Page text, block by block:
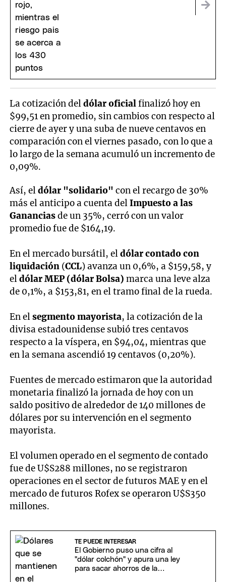
La cotización deldólar oficialfinalizó hoy en
$99,51 en promedio, sin cambios con respecto al
cierre de ayer y una suba de nueve centavos en
comparación con el viernes pasado, con lo que a
lo largo de la semana acumuló un incremento de
0,09%.
Así, eldólar "solidario" con el recargo de 30%
más el anticipo a cuenta delImpuesto a las
Gananciasde un 35%, cerró con un valor
promedio fue de $164,19.
En el mercado bursátil, eldólar contado con
liquidación (CCL) avanza un 0,6%, a $159,58, y
eldólar MEP (dólar Bolsa) marca una leve alza
de 0,1%, a $153,81, en el tramo final de la rueda.
En elsegmento mayorista, la cotización de la
divisa estadounidense subió tres centavos
respecto a la víspera, en $94,04, mientras que
en la semana ascendió 19 centavos (0,20%).
Fuentes de mercado estimaron que la autoridad
monetaria finalizó la jornada de hoy con un
saldo positivo de alrededor de 140 millones de
dólares por su intervención en el segmento
mayorista.
El volumen operado en el segmento de contado
fue de U$S288 millones, no se registraron
operaciones en el sector de futuros MAE y en el
mercado de futuros Rofex se operaron U$S350
millones.
TE PUEDE INTERESAR
El Gobierno puso una cifra al
"dólar colchón" y apura una ley
para sacar ahorros de la